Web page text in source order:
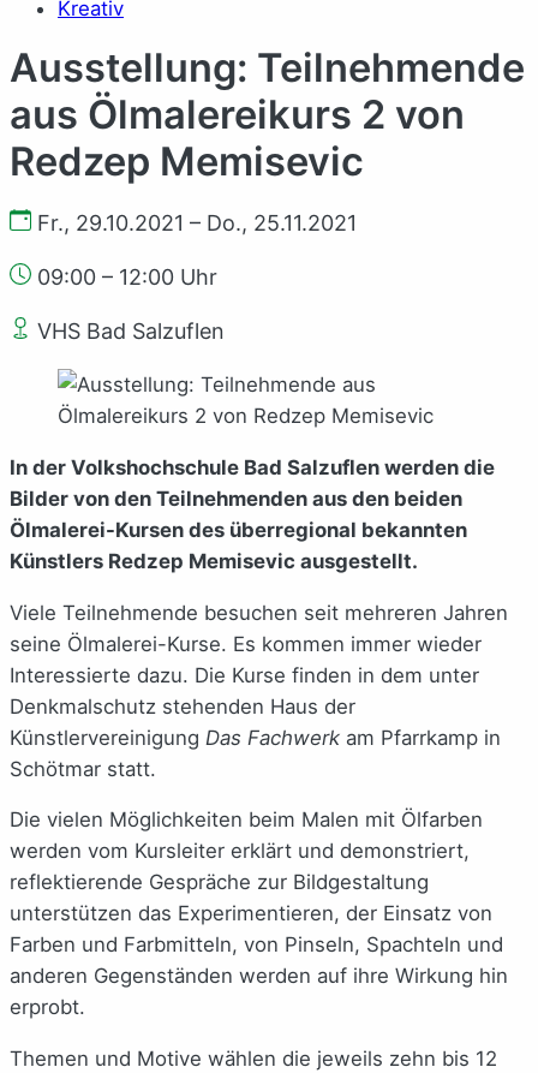
Kreativ
Ausstellung: Teilnehmende
aus Ölmalereikurs 2 von
Redzep Memisevic
Fr., 29.10.2021 – Do., 25.11.2021
09:00 – 12:00 Uhr
VHS Bad Salzuflen
In der Volkshochschule Bad Salzuflen werden die
Bilder von den Teilnehmenden aus den beiden
Ölmalerei-Kursen des überregional bekannten
Künstlers Redzep Memisevic ausgestellt.
Viele Teilnehmende besuchen seit mehreren Jahren
seine Ölmalerei-Kurse. Es kommen immer wieder
Interessierte dazu. Die Kurse finden in dem unter
Denkmalschutz stehenden Haus der
Künstlervereinigung Das Fachwerk am Pfarrkamp in
Schötmar statt.
Die vielen Möglichkeiten beim Malen mit Ölfarben
werden vom Kursleiter erklärt und demonstriert,
reflektierende Gespräche zur Bildgestaltung
unterstützen das Experimentieren, der Einsatz von
Farben und Farbmitteln, von Pinseln, Spachteln und
anderen Gegenständen werden auf ihre Wirkung hin
erprobt.
Themen und Motive wählen die jeweils zehn bis 12